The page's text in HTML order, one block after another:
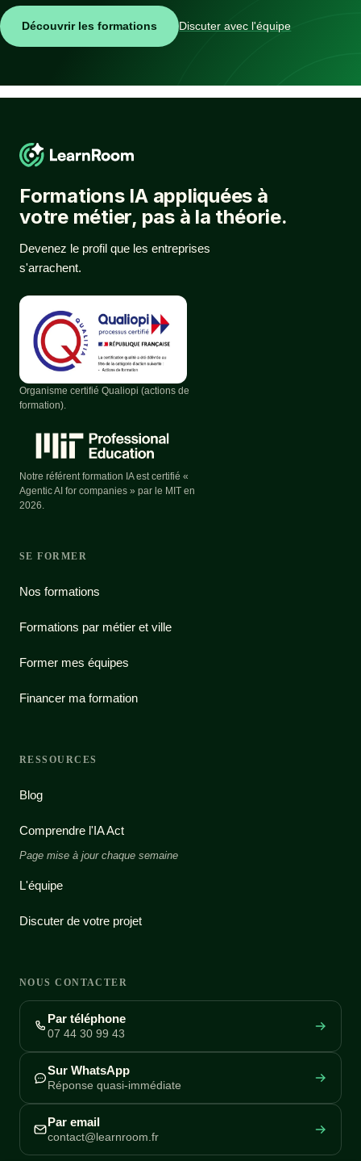
Découvrir les formations Discuter avec l'équipe
Formations IA appliquées à
votre métier, pas à la théorie.
Devenez le profil que les entreprises
s'arrachent.
Organisme certifié Qualiopi (actions de
formation).
Notre référent formation IA est certifié «
Agentic AI for companies » par le MIT en
2026.
SE FORMER
Nos formations
Formations par métier et ville
Former mes équipes
Financer ma formation
RESSOURCES
Blog
Comprendre l'IA Act
Page mise à jour chaque semaine
L'équipe
Discuter de votre projet
NOUS CONTACTER
Par téléphone
07 44 30 99 43
Sur WhatsApp
Réponse quasi-immédiate
Par email
contact@learnroom.fr